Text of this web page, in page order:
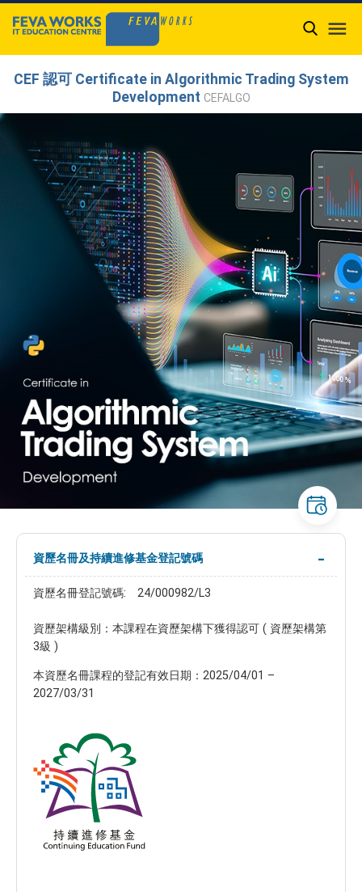

CEF 認可 Certificate in Algorithmic Trading System
Development CEFALGO
資歷名冊及持續進修基金登記號碼
資歷名冊登記號碼: 24/000982/L3
資歷架構級別：本課程在資歷架構下獲得認可 ( 資歷架構第
3級 )
本資歷名冊課程的登記有效日期：2025/04/01 –
2027/03/31